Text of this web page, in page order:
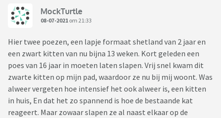
MockTurtle
08-07-2021 om 21:33
Hier twee poezen, een lapje formaat shetland van 2 jaar en
een zwart kitten van nu bijna 13 weken. Kort geleden een
poes van 16 jaar in moeten laten slapen. Vrij snel kwam dit
zwarte kitten op mijn pad, waardoor ze nu bij mij woont. Was
alweer vergeten hoe intensief het ook alweer is, een kitten
in huis, En dat het zo spannend is hoe de bestaande kat
reageert. Maar zowaar slapen ze al naast elkaar op de